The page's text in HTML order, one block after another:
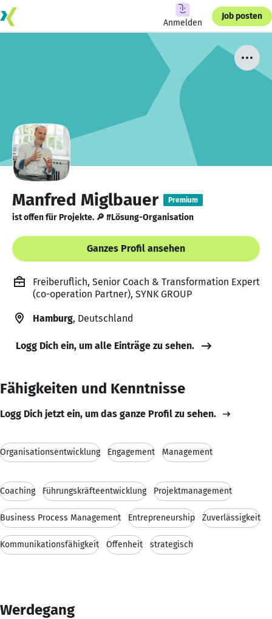
Anmelden
Job posten
Manfred Miglbauer Premium
ist offen für Projekte. 🔎 #Lösung-Organisation
Ganzes Profil ansehen
Freiberuflich, Senior Coach & Transformation Expert
(co-operation Partner), SYNK GROUP
Hamburg, Deutschland
Logg Dich ein, um alle Einträge zu sehen.
Fähigkeiten und Kenntnisse
Logg Dich jetzt ein, um das ganze Profil zu sehen.
Organisationsentwicklung Engagement Management
Coaching Führungskräfteentwicklung Projektmanagement
Business Process Management Entrepreneurship Zuverlässigkeit
Kommunikationsfähigkeit Offenheit strategisch
Werdegang